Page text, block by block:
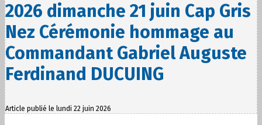
2026 dimanche 21 juin Cap Gris
Nez Cérémonie hommage au
Commandant Gabriel Auguste
Ferdinand DUCUING
Article publié le lundi 22 juin 2026